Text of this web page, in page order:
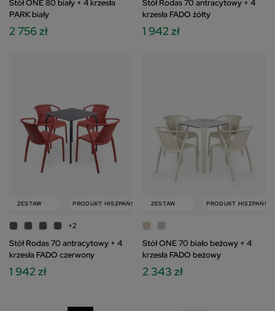
Stół ONE 80 biały + 4 krzesła
PARK biały
2 756 zł
Stół Rodas 70 antracytowy + 4
krzesła FADO żółty
1 942 zł
PRODUKT HISZPAŃSKI ZESTAW
+2
Stół Rodas 70 antracytowy + 4
krzesła FADO czerwony
1 942 zł
PRODUKT HISZPAŃSKI ZESTAW PRODUKT HISZPAŃSKI
Stół ONE 70 biało beżowy + 4
krzesła FADO beżowy
2 343 zł